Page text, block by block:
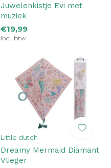
Juwelenkistje Evi met
muziek
€19,99
Incl. btw
Little dutch
Dreamy Mermaid Diamant
Vlieger